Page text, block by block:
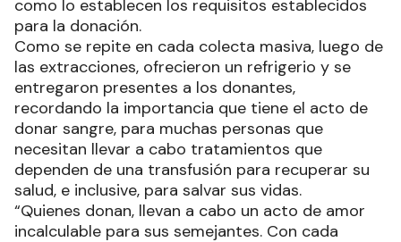
como lo establecen los requisitos establecidos
para la donación.
Como se repite en cada colecta masiva, luego de
las extracciones, ofrecieron un refrigerio y se
entregaron presentes a los donantes,
recordando la importancia que tiene el acto de
donar sangre, para muchas personas que
necesitan llevar a cabo tratamientos que
dependen de una transfusión para recuperar su
salud, e inclusive, para salvar sus vidas.
“Quienes donan, llevan a cabo un acto de amor
incalculable para sus semejantes. Con cada